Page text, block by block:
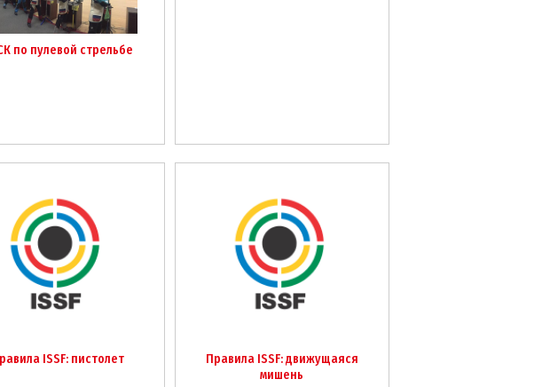
по пулевой стрельбе
ISSF: пистолет
Правила ISSF: движущаяся
мишень